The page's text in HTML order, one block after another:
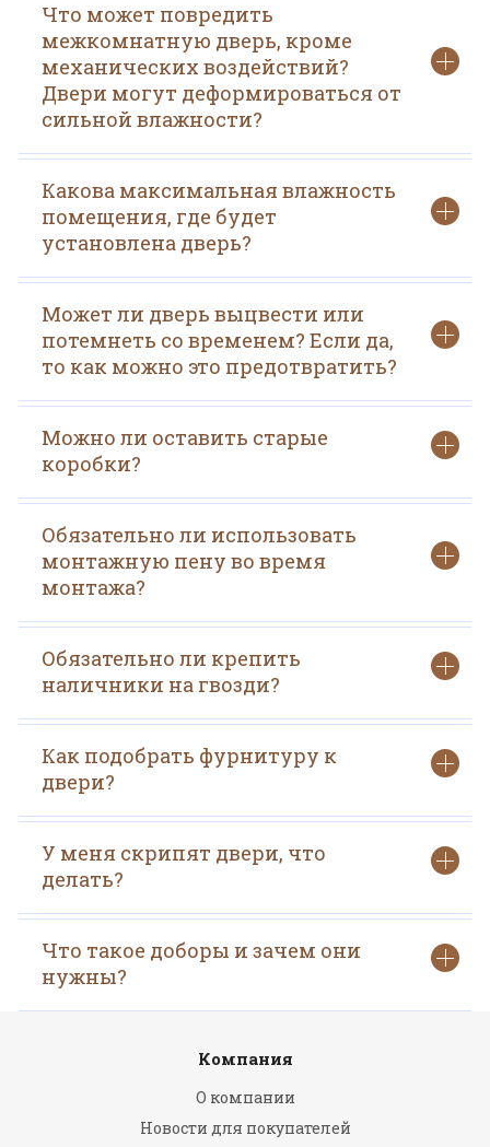
Что может повредить
межкомнатную дверь, кроме
механических воздействий?
Двери могут деформироваться от
сильной влажности?
Какова максимальная влажность
помещения, где будет
установлена дверь?
Может ли дверь выцвести или
потемнеть со временем? Если да,
то как можно это предотвратить?
Можно ли оставить старые
коробки?
Обязательно ли использовать
монтажную пену во время
монтажа?
Обязательно ли крепить
наличники на гвозди?
Как подобрать фурнитуру к
двери?
У меня скрипят двери, что
делать?
Что такое доборы и зачем они
нужны?
Компания
О компании
Новости для покупателей